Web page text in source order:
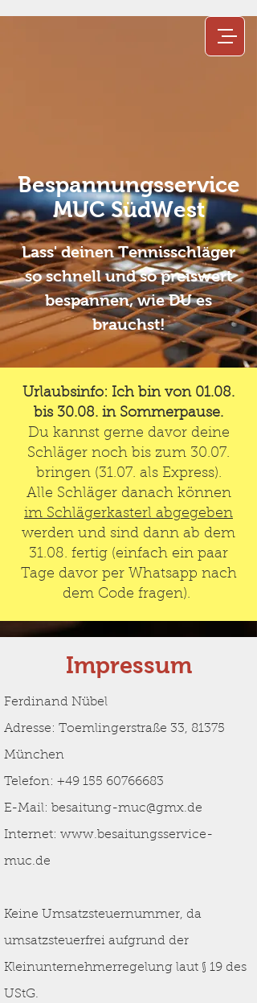
Bespannungsservice
MUC SüdWest
Lass' deinen Tennisschläger
so schnell und so preiswert
bespannen, wie DU es
brauchst!
Urlaubsinfo: Ich bin von 01.08.
bis 30.08. in Sommerpause.
Du kannst gerne davor deine
Schläger noch bis zum 30.07.
bringen (31.07. als Express).
Alle Schläger danach können
im Schlägerkasterl abgegeben
werden und sind dann ab dem
31.08. fertig (einfach ein paar
Tage davor per Whatsapp nach
dem Code fragen).
Impressum
Ferdinand Nübel
Adresse: Toemlingerstraße 33, 81375
München
Telefon: +49 155 60766683
E-Mail: besaitung-muc@gmx.de
Internet: www.besaitungsservice-
muc.de
Keine Umsatzsteuernummer, da
umsatzsteuerfrei aufgrund der
Kleinunternehmerregelung laut § 19 des
UStG.